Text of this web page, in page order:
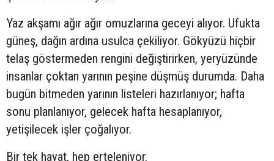
Yaz akşamı ağır ağır omuzlarına geceyi alıyor. Ufukta
güneş, dağın ardına usulca çekiliyor. Gökyüzü hiçbir
telaş göstermeden rengini değiştirirken, yeryüzünde
insanlar çoktan yarının peşine düşmüş durumda. Daha
bugün bitmeden yarının listeleri hazırlanıyor; hafta
sonu planlanıyor, gelecek hafta hesaplanıyor,
yetişilecek işler çoğalıyor.
Bir tek hayat, hep erteleniyor.